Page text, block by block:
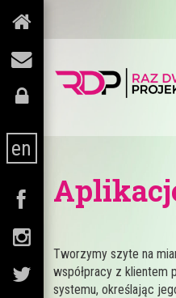
en
Tworzymy szyte na
współpracy z klientem
systemu, określając